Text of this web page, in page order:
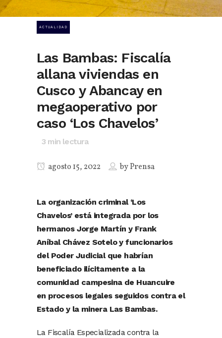
ACTUALIDAD
Las Bambas: Fiscalía
allana viviendas en
Cusco y Abancay en
megaoperativo por
caso ‘Los Chavelos’
3 min lectura
agosto 15, 2022 byPrensa
La organización criminal ‘Los
Chavelos’ está integrada por los
hermanos Jorge Martín y Frank
Aníbal Chávez Sotelo y funcionarios
del Poder Judicial que habrían
beneficiado ilícitamente a la
comunidad campesina de Huancuire
en procesos legales seguidos contra el
Estado y la minera Las Bambas.
La Fiscalía Especializada contra la